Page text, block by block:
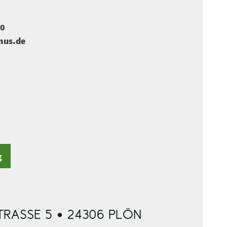
5 • 24306 PLÖN